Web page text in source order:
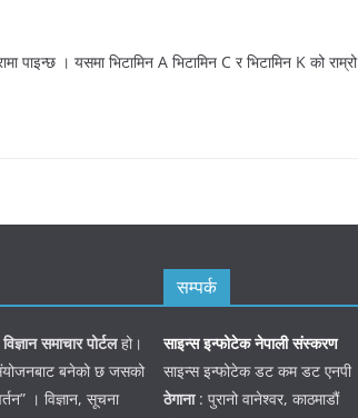
पाइन्छ । यसमा भिटामिन A भिटामिन C र भिटामिन K को राम्रो
समाचार पोर्टलहो।
बनेको छ जसको
। विज्ञान, सूचना
सम्पर्क
साइन्स इन्फोटेक नेपाली संस्करण
साइन्स इन्फोटेक डट कम डट एनपी
ठेगाना: पुरानो वानेश्वर, काठमाडौं